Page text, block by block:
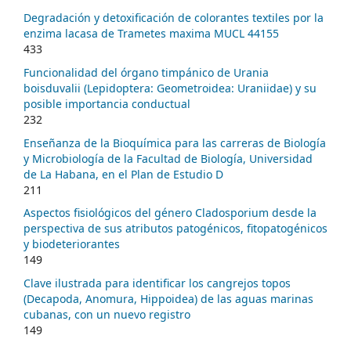
Degradación y detoxificación de colorantes textiles por la
enzima lacasa de Trametes maxima MUCL 44155
433
Funcionalidad del órgano timpánico de Urania
boisduvalii (Lepidoptera: Geometroidea: Uraniidae) y su
posible importancia conductual
232
Enseñanza de la Bioquímica para las carreras de Biología
y Microbiología de la Facultad de Biología, Universidad
de La Habana, en el Plan de Estudio D
211
Aspectos fisiológicos del género Cladosporium desde la
perspectiva de sus atributos patogénicos, fitopatogénicos
y biodeteriorantes
149
Clave ilustrada para identificar los cangrejos topos
(Decapoda, Anomura, Hippoidea) de las aguas marinas
cubanas, con un nuevo registro
149